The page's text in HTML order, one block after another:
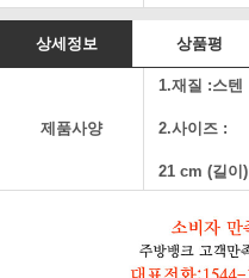
상세정보 상품평
제품사양
1.재질 :스텐
2.사이즈 :
21 cm (길이)